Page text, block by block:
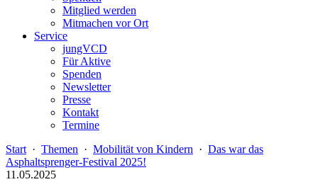
Mitglied werden
Mitmachen vor Ort
Service
jungVCD
Für Aktive
Spenden
Newsletter
Presse
Kontakt
Termine
Start · Themen · Mobilität von Kindern · Das war das
Asphaltsprenger-Festival 2025!
11.05.2025